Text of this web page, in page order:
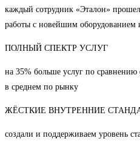
каждый сотрудник «Эталон»
работы с новейшим
ПОЛНЫЙ СПЕКТР УСЛУГ
на 35% больше услуг по
в среднем по рынку
ЖЁСТКИЕ ВНУТРЕННИЕ
создали и поддерживаем уровень